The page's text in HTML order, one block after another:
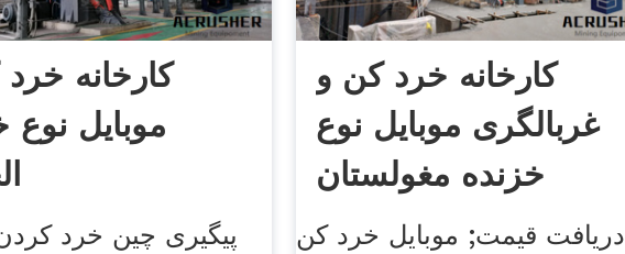
کارخانه
موبایل نوع
پیگیری چین خرد
کارخانه خرد کن و
غربالگری موبایل نوع
خزنده مغولستان
دریافت قیمت; موبایل خرد کن